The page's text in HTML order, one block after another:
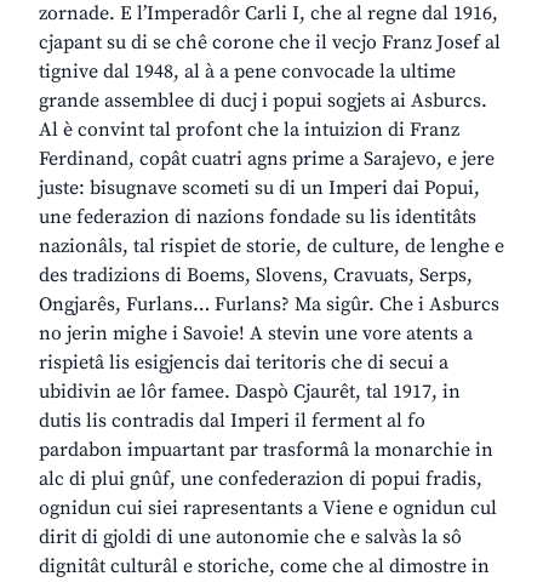
zornade. E l’Imperadôr Carli I, che al regne dal 1916,
cjapant su di se chê corone che il vecjo Franz Josef al
tignive dal 1948, al à a pene convocade la ultime
grande assemblee di ducj i popui sogjets ai Asburcs.
Al è convint tal profont che la intuizion di Franz
Ferdinand, copât cuatri agns prime a Sarajevo, e jere
juste: bisugnave scometi su di un Imperi dai Popui,
une federazion di nazions fondade su lis identitâts
nazionâls, tal rispiet de storie, de culture, de lenghe e
des tradizions di Boems, Slovens, Cravuats, Serps,
Ongjarês, Furlans… Furlans? Ma sigûr. Che i Asburcs
no jerin mighe i Savoie! A stevin une vore atents a
rispietâ lis esigjencis dai teritoris che di secui a
ubidivin ae lôr famee. Daspò Cjaurêt, tal 1917, in
dutis lis contradis dal Imperi il ferment al fo
pardabon impuartant par trasformâ la monarchie in
alc di plui gnûf, une confederazion di popui fradis,
ognidun cui siei rapresentants a Viene e ognidun cul
dirit di gjoldi di une autonomie che e salvàs la sô
dignitât culturâl e storiche, come che al dimostre in